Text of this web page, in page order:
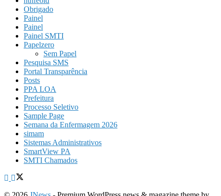
Obrigado
Painel
Painel
Painel SMTI
Papelzero
Sem Papel
Pesquisa SMS
Portal Transparência
Posts
PPA LOA
Prefeitura
Processo Seletivo
Sample Page
Semana da Enfermagem 2026
simam
Sistemas Administrativos
SmartView PA
SMTI Chamados